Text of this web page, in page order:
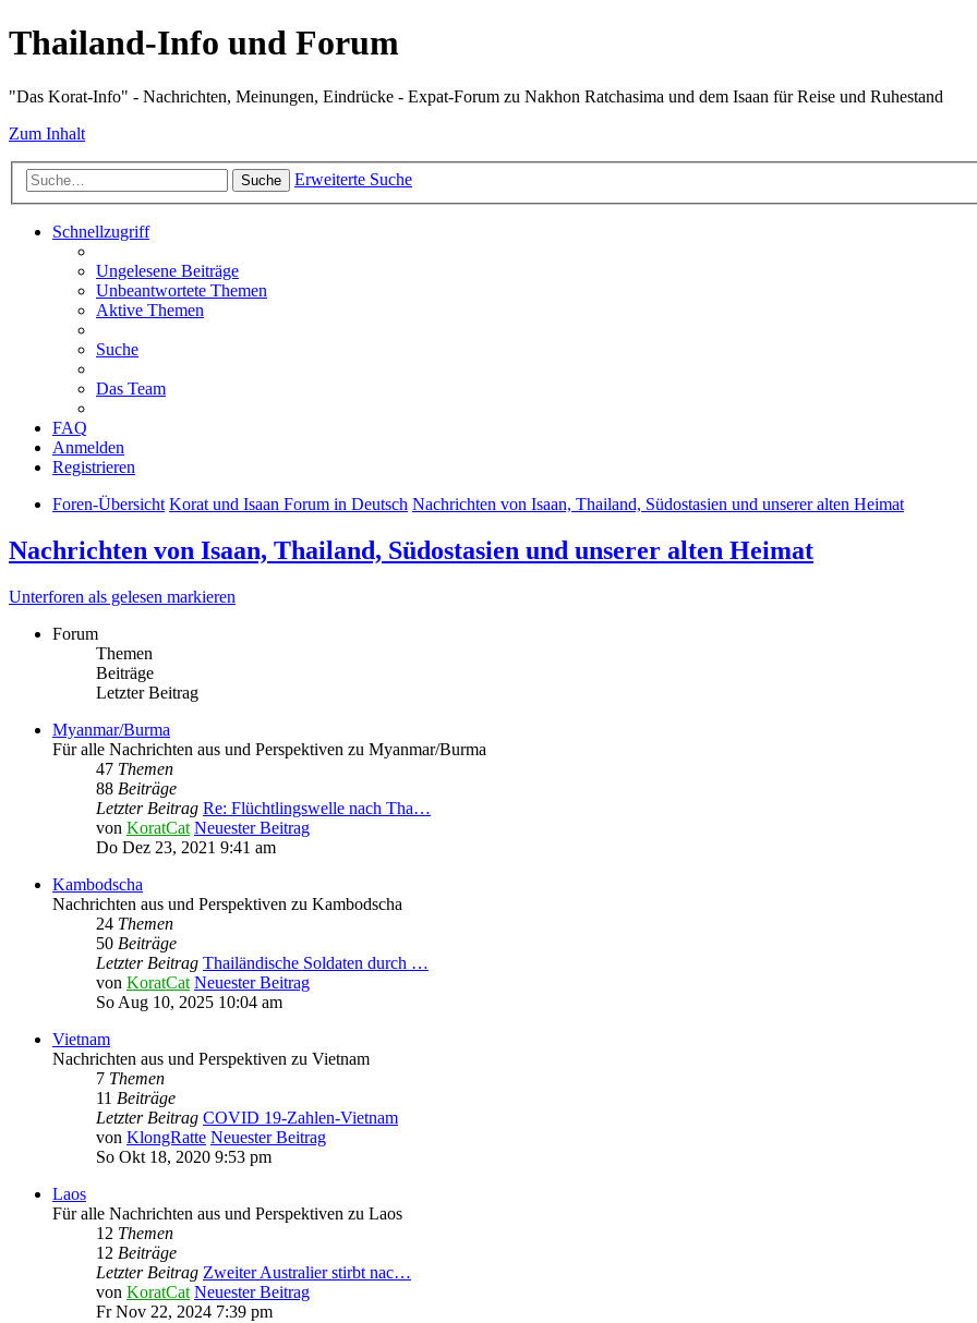
Thailand-Info und Forum
"Das Korat-Info" - Nachrichten, Meinungen, Eindrücke - Expat-Forum zu Nakhon Ratchasima und dem Isaan für Reise und Ruhestand
Zum Inhalt
Suche Erweiterte Suche
Schnellzugriff
Ungelesene Beiträge
Unbeantwortete Themen
Aktive Themen
Suche
Das Team
FAQ
Anmelden
Registrieren
Foren-Übersicht Korat und Isaan Forum in Deutsch Nachrichten von Isaan, Thailand, Südostasien und unserer alten Heimat
Nachrichten von Isaan, Thailand, Südostasien und unserer alten Heimat
Unterforen als gelesen markieren
Forum
Themen
Beiträge
Letzter Beitrag
Myanmar/Burma
Für alle Nachrichten aus und Perspektiven zu Myanmar/Burma
47 Themen
88 Beiträge
Letzter Beitrag Re: Flüchtlingswelle nach Tha…
von KoratCat Neuester Beitrag
Do Dez 23, 2021 9:41 am
Kambodscha
Nachrichten aus und Perspektiven zu Kambodscha
24 Themen
50 Beiträge
Letzter Beitrag Thailändische Soldaten durch …
von KoratCat Neuester Beitrag
So Aug 10, 2025 10:04 am
Vietnam
Nachrichten aus und Perspektiven zu Vietnam
7 Themen
11 Beiträge
Letzter Beitrag COVID 19-Zahlen-Vietnam
von KlongRatte Neuester Beitrag
So Okt 18, 2020 9:53 pm
Laos
Für alle Nachrichten aus und Perspektiven zu Laos
12 Themen
12 Beiträge
Letzter Beitrag Zweiter Australier stirbt nac…
von KoratCat Neuester Beitrag
Fr Nov 22, 2024 7:39 pm